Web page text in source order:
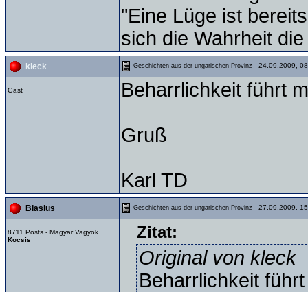
"Eine Lüge ist
sich die Wahrheit
kleck Geschichten aus der ungarischen Provinz - 24.09.2009,
Gast Beharrlichkeit führt
Gruß
Karl TD
Blasius Geschichten aus der ungarischen Provinz - 27.09.2009,
8711 Posts - Magyar Vagyok
Kocsis
Zitat:
Original von kleck
Beharrlichkeit